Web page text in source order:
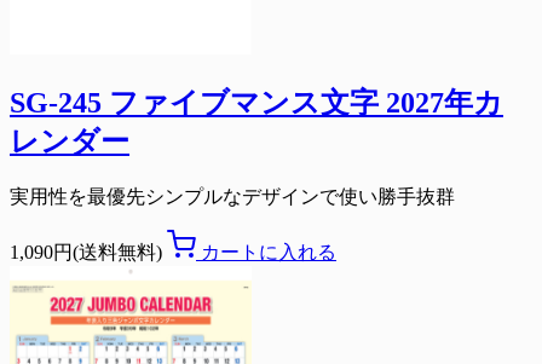
SG-245 ファイブマンス文字 2027年カ
レンダー
実用性を最優先シンプルなデザインで使い勝手抜群
1,090円(送料無料) カートに入れる